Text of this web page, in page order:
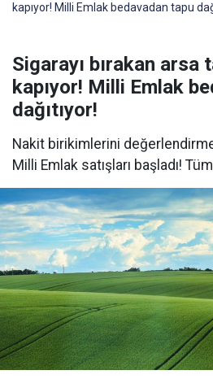
kapıyor! Milli Emlak bedavadan tapu
Sigarayı bırakan arsa
kapıyor! Milli Emlak
dağıtıyor!
Nakit birikimlerini
Milli Emlak satışları başladı!